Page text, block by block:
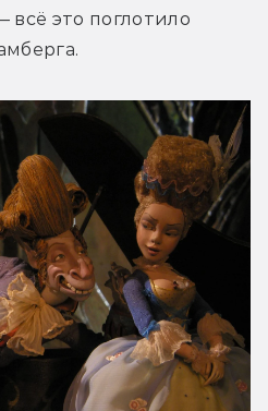
всё это поглотило